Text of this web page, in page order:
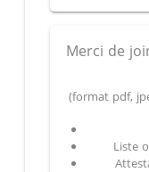
Merci de
(format pdf,
Liste